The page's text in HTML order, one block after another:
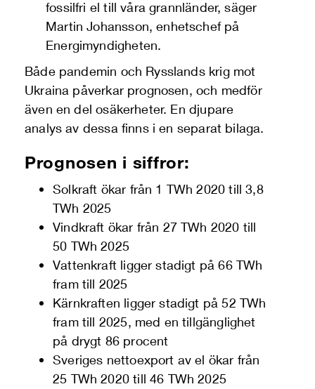
fossilfri el till våra grannländer, säger
Martin Johansson, enhetschef på
Energimyndigheten.
Både pandemin och Rysslands krig mot
Ukraina påverkar prognosen, och medför
även en del osäkerheter. En djupare
analys av dessa finns i en separat bilaga.
Prognosen i siffror:
Solkraft ökar från 1 TWh 2020 till 3,8
TWh 2025
Vindkraft ökar från 27 TWh 2020 till
50 TWh 2025
Vattenkraft ligger stadigt på 66 TWh
fram till 2025
Kärnkraften ligger stadigt på 52 TWh
fram till 2025, med en tillgänglighet
på drygt 86 procent
Sveriges nettoexport av el ökar från
25 TWh 2020 till 46 TWh 2025